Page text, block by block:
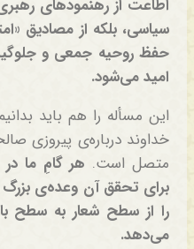
اطاعت از رهنمودهای
سیاسی، بلکه از مصادیق
حفظ روحیه جمعی و
امید می‌شود.
این مسأله را هم باید
خداوند درباره‌ی پیروزی
متصل است. هر گامِ ما
برای تحقق آن وعده‌ی
را از سطح شعار به سطح
می‌دهد.